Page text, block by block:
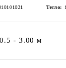
Тегло:
- 3.00 м